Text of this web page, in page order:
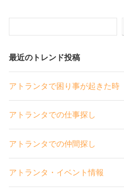
最近のトレンド投稿
アトランタで困り事が起きた時
アトランタでの仕事探し
アトランタでの仲間探し
アトランタ・イベント情報